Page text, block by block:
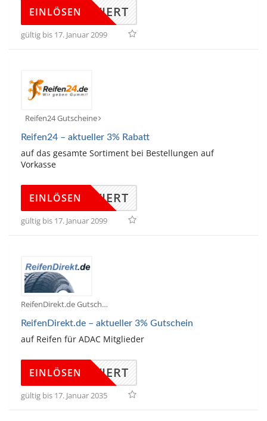
KTIVIERT
EINLÖSEN
gültig bis 17. Januar 2099
Reifen24 Gutscheine
Reifen24 – aktueller 3% Rabatt
auf das gesamte Sortiment bei Bestellungen auf
Vorkasse
KTIVIERT
EINLÖSEN
gültig bis 17. Januar 2099
ReifenDirekt.de Gutscheine
ReifenDirekt.de – aktueller 3% Gutschein
auf Reifen für ADAC Mitglieder
KTIVIERT
EINLÖSEN
gültig bis 17. Januar 2035